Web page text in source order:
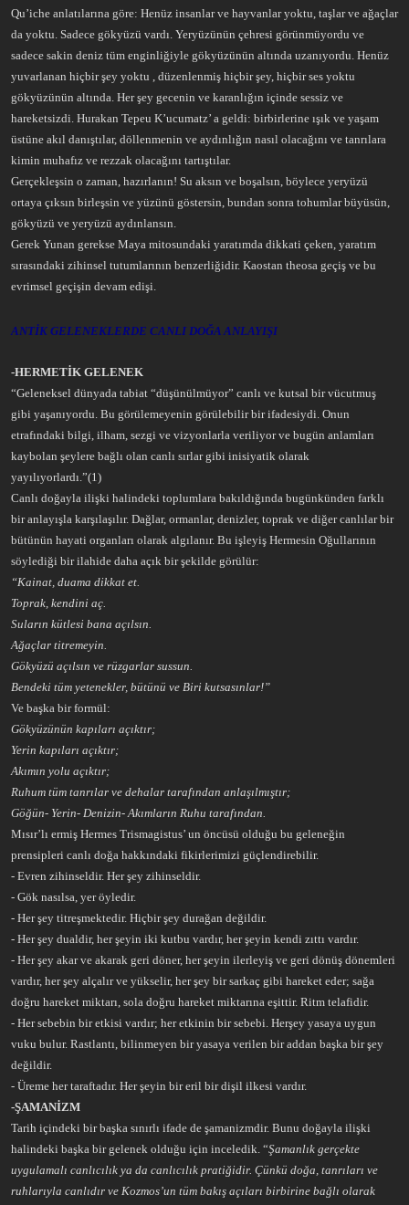
Qu’iche anlatılarına göre: Henüz insanlar ve hayvanlar yoktu, taşlar ve ağaçlar
da yoktu. Sadece gökyüzü vardı. Yeryüzünün çehresi görünmüyordu ve
sadece sakin deniz tüm enginliğiyle gökyüzünün altında uzanıyordu. Henüz
yuvarlanan hiçbir şey yoktu , düzenlenmiş hiçbir şey, hiçbir ses yoktu
gökyüzünün altında. Her şey gecenin ve karanlığın içinde sessiz ve
hareketsizdi. Hurakan Tepeu K’ucumatz’ a geldi: birbirlerine ışık ve yaşam
üstüne akıl danıştılar, döllenmenin ve aydınlığın nasıl olacağını ve tanrılara
kimin muhafız ve rezzak olacağını tartıştılar.
Gerçekleşsin o zaman, hazırlanın! Su aksın ve boşalsın, böylece yeryüzü
ortaya çıksın birleşsin ve yüzünü göstersin, bundan sonra tohumlar büyüsün,
gökyüzü ve yeryüzü aydınlansın.
Gerek Yunan gerekse Maya mitosundaki yaratımda dikkati çeken, yaratım
sırasındaki zihinsel tutumlarının benzerliğidir. Kaostan theosa geçiş ve bu
evrimsel geçişin devam edişi.
ANTİK GELENEKLERDE CANLI DOĞA ANLAYIŞI
-HERMETİK GELENEK
“Geleneksel dünyada tabiat “düşünülmüyor” canlı ve kutsal bir vücutmuş
gibi yaşanıyordu. Bu görülemeyenin görülebilir bir ifadesiydi. Onun
etrafındaki bilgi, ilham, sezgi ve vizyonlarla veriliyor ve bugün anlamları
kaybolan şeylere bağlı olan canlı sırlar gibi inisiyatik olarak
yayılıyorlardı.”(1)
Canlı doğayla ilişki halindeki toplumlara bakıldığında bugünkünden farklı
bir anlayışla karşılaşılır. Dağlar, ormanlar, denizler, toprak ve diğer canlılar bir
bütünün hayati organları olarak algılanır. Bu işleyiş Hermesin Oğullarının
söylediği bir ilahide daha açık bir şekilde görülür:
“Kainat, duama dikkat et.
Toprak, kendini aç.
Suların kütlesi bana açılsın.
Ağaçlar titremeyin.
Gökyüzü açılsın ve rüzgarlar sussun.
Bendeki tüm yetenekler, bütünü ve Biri kutsasınlar!”
Ve başka bir formül:
Gökyüzünün kapıları açıktır;
Yerin kapıları açıktır;
Akımın yolu açıktır;
Ruhum tüm tanrılar ve dehalar tarafından anlaşılmıştır;
Göğün- Yerin- Denizin- Akımların Ruhu tarafından.
Mısır’lı ermiş Hermes Trismagistus’ un öncüsü olduğu bu geleneğin
prensipleri canlı doğa hakkındaki fikirlerimizi güçlendirebilir.
- Evren zihinseldir. Her şey zihinseldir.
- Gök nasılsa, yer öyledir.
- Her şey titreşmektedir. Hiçbir şey durağan değildir.
- Her şey dualdir, her şeyin iki kutbu vardır, her şeyin kendi zıttı vardır.
- Her şey akar ve akarak geri döner, her şeyin ilerleyiş ve geri dönüş dönemleri
vardır, her şey alçalır ve yükselir, her şey bir sarkaç gibi hareket eder; sağa
doğru hareket miktarı, sola doğru hareket miktarına eşittir. Ritm telafidir.
- Her sebebin bir etkisi vardır; her etkinin bir sebebi. Herşey yasaya uygun
vuku bulur. Rastlantı, bilinmeyen bir yasaya verilen bir addan başka bir şey
değildir.
- Üreme her taraftadır. Her şeyin bir eril bir dişil ilkesi vardır.
-ŞAMANİZM
Tarih içindeki bir başka sınırlı ifade de şamanizmdir. Bunu doğayla ilişki
halindeki başka bir gelenek olduğu için inceledik. “Şamanlık gerçekte
uygulamalı canlıcılık ya da canlıcılık pratiğidir. Çünkü doğa, tanrıları ve
ruhlarıyla canlıdır ve Kozmos’un tüm bakış açıları birbirine bağlı olarak